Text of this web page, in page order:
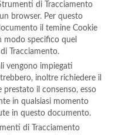
di Tracciamento
browser. Per questo
il temine Cookie
modo specifico quel
Tracciamento.
vengono impiegati
inoltre richiedere il
prestato il consenso, esso
in qualsiasi momento
in questo documento.
di Tracciamento